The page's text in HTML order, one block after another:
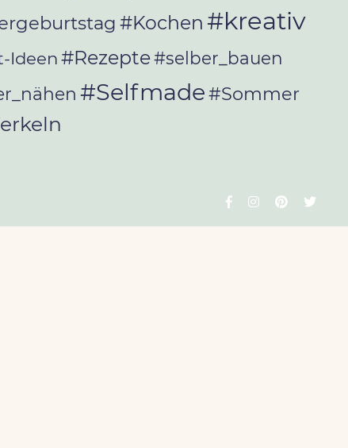
#Kochen #kreativ
Ideen #Rezepte#selber_bauen
#Selfmade#Sommer